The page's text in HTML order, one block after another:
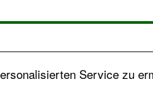
Service zu